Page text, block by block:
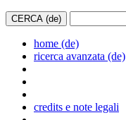
home (de)
ricerca avanzata (de)
credits e note legali